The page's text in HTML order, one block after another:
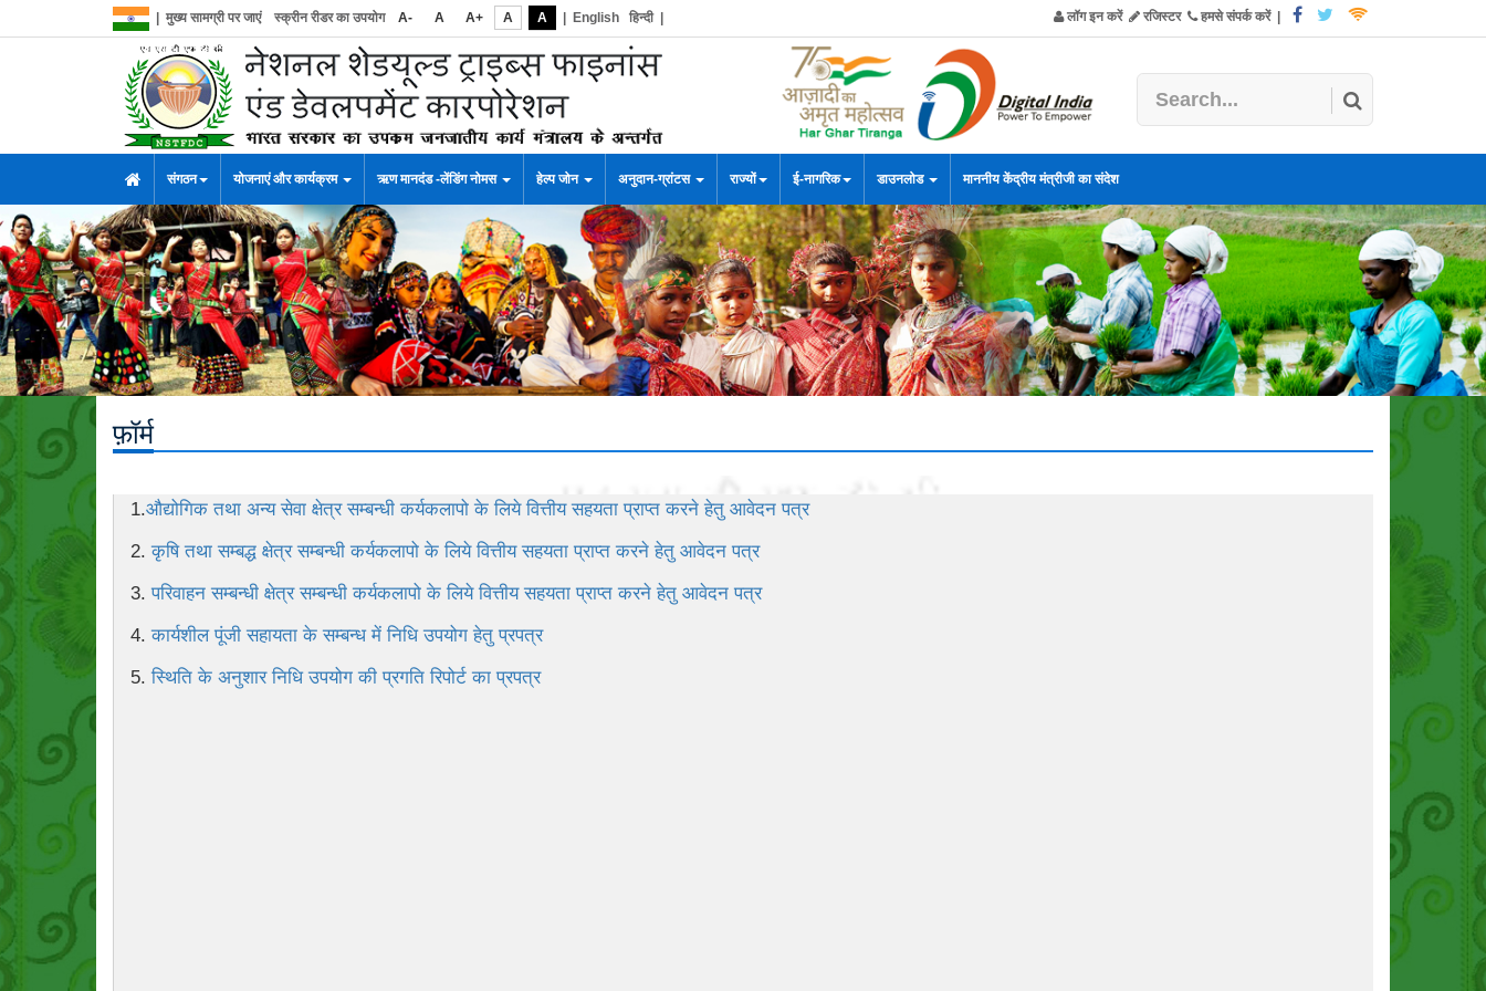
मुख्य सामग्री पर जाएं स्क्रीन रीडर का उपयोग A- A A+ A A English हिन्दी| लॉग इन करें रजिस्टर हमसे संपर्क करें|
संगठन योजनाएं और कार्यक्रम ऋण मानदंड -लेंडिंग नोमस हेल्प जोन अनुदान-ग्रांटस राज्यों ई-नागरिक डाउनलोड माननीय केंद्रीय मंत्रीजी का संदेश
फ़ॉर्म
1.औद्योगिक तथा अन्य सेवा क्षेत्र सम्बन्धी कर्यकलापो के लिये वित्तीय सहयता प्राप्त करने हेतु आवेदन पत्र
2.कृषि तथा सम्बद्ध क्षेत्र सम्बन्धी कर्यकलापो के लिये वित्तीय सहयता प्राप्त करने हेतु आवेदन पत्र
3.परिवाहन सम्बन्धी क्षेत्र सम्बन्धी कर्यकलापो के लिये वित्तीय सहयता प्राप्त करने हेतु आवेदन पत्र
4.कार्यशील पूंजी सहायता के सम्बन्ध में निधि उपयोग हेतु प्रपत्र
5.स्थिति के अनुशार निधि उपयोग की प्रगति रिपोर्ट का प्रपत्र